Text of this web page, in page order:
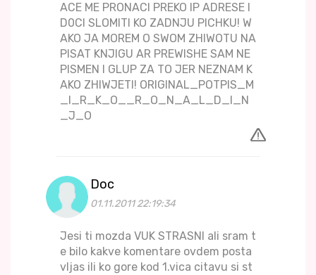
ACE ME PRONACI PREKO IP ADRESE I
D0CI SLOMITI KO ZADNJU PICHKU! W
AKO JA MOREM O SWOM ZHIWOTU NA
PISAT KNJIGU AR PREWISHE SAM NE
PISMEN I GLUP ZA TO JER NEZNAM K
AKO ZHIWJETI! ORIGINAL_POTPIS_M
_I_R_K_O__R_O_N_A_L_D_I_N
_J_O
Doc
01.11.2011 22:19:34
Jesi ti mozda VUK STRASNI ali sram t
e bilo kakve komentare ovdem posta
vljas ili ko gore kod 1.vica citavu si st